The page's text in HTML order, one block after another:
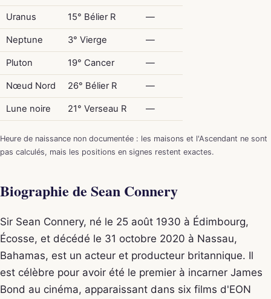
Uranus 15° Bélier R —
Neptune 3° Vierge —
Pluton 19° Cancer —
Nœud Nord 26° Bélier R —
Lune noire 21° Verseau R —
Heure de naissance non documentée : les maisons et l'Ascendant ne sont
pas calculés, mais les positions en signes restent exactes.
Biographie de Sean Connery
Sir Sean Connery, né le 25 août 1930 à Édimbourg,
Écosse, et décédé le 31 octobre 2020 à Nassau,
Bahamas, est un acteur et producteur britannique. Il
est célèbre pour avoir été le premier à incarner James
Bond au cinéma, apparaissant dans six films d'EON